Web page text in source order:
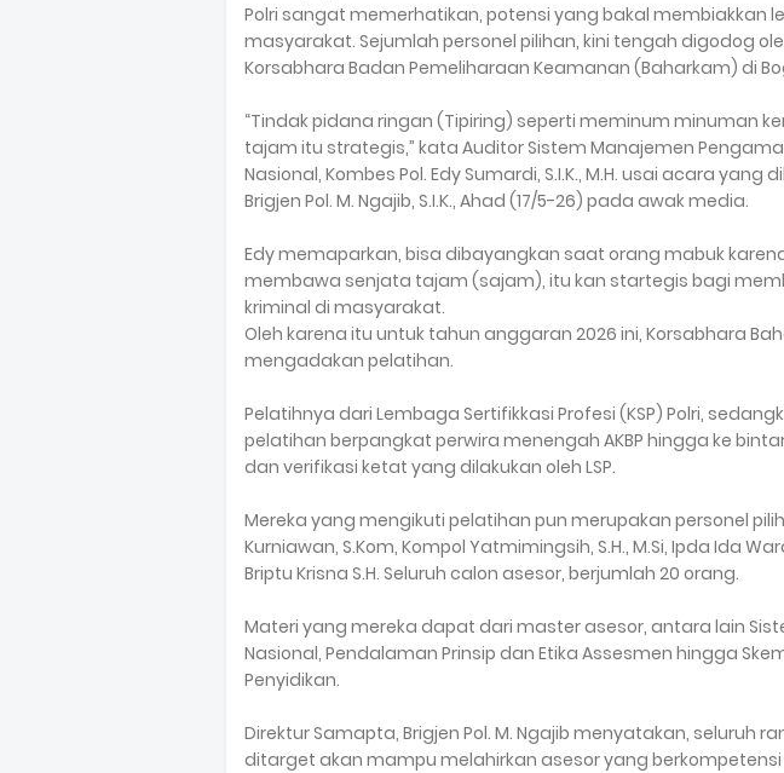
Polri sangat memerhatikan, potensi yang bakal membiakkan
masyarakat. Sejumlah personel pilihan, kini tengah digodog
Korsabhara Badan Pemeliharaan Keamanan (Baharkam) di
“Tindak pidana ringan (Tipiring) seperti meminum minuman
tajam itu strategis,” kata Auditor Sistem Manajemen
Nasional, Kombes Pol. Edy Sumardi, S.I.K., M.H. usai acara yang
Brigjen Pol. M. Ngajib, S.I.K., Ahad (17/5-26) pada awak media.
Edy memaparkan, bisa dibayangkan saat orang mabuk
membawa senjata tajam (sajam), itu kan startegis bagi
kriminal di masyarakat.
Oleh karena itu untuk tahun anggaran 2026 ini, Korsabhara
mengadakan pelatihan.
Pelatihnya dari Lembaga Sertifikkasi Profesi (KSP) Polri,
pelatihan berpangkat perwira menengah AKBP hingga ke
dan verifikasi ketat yang dilakukan oleh LSP.
Mereka yang mengikuti pelatihan pun merupakan personel
Kurniawan, S.Kom, Kompol Yatmimingsih, S.H., M.Si, Ipda Ida
Briptu Krisna S.H. Seluruh calon asesor, berjumlah 20 orang.
Materi yang mereka dapat dari master asesor, antara lain
Nasional, Pendalaman Prinsip dan Etika Assesmen hingga
Penyidikan.
Direktur Samapta, Brigjen Pol. M. Ngajib menyatakan, seluruh
ditarget akan mampu melahirkan asesor yang berkompetensi